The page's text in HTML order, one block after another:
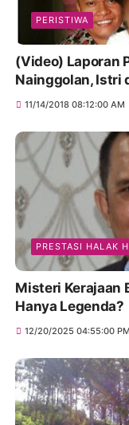
PERISTIWA
(Video) Laporan
Nainggolan, Istri
11/14/2018 08:12:00 AM
PRESTASI HALAK
Misteri Kerajaan
Hanya Legenda?
12/20/2025 04:55:00 PM